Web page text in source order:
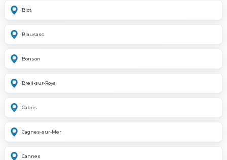
Biot
Blausasc
Bonson
Breil-sur-Roya
Cabris
Cagnes-sur-Mer
Cannes